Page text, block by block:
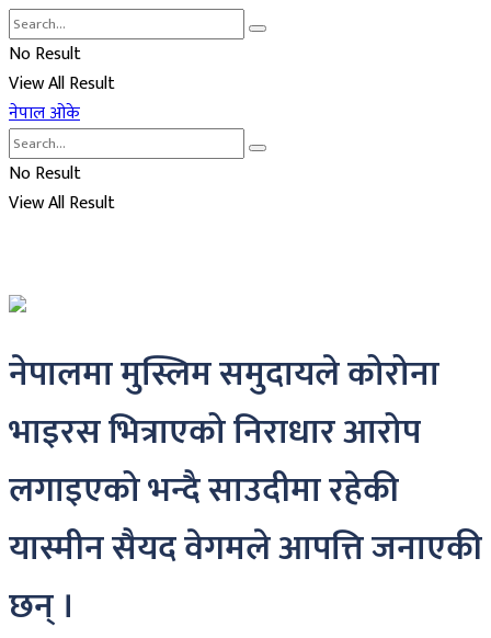
No Result
View All Result
नेपाल ओके
No Result
View All Result
नेपालमा मुस्लिम समुदायले कोरोना
भाइरस भित्राएको निराधार आरोप
लगाइएको भन्दै साउदीमा रहेकी
यास्मीन सैयद वेगमले आपत्ति जनाएकी
छन् ।